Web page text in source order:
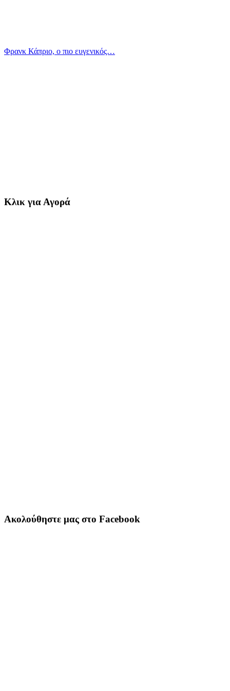
Φρανκ Κάπριο, ο πιο ευγενικός…
Κλικ για Αγορά
Ακολούθηστε μας στο Facebook